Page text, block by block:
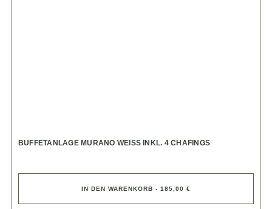
BUFFETANLAGE MURANO WEISS INKL. 4 CHAFINGS
IN DEN WARENKORB - 185,00 €